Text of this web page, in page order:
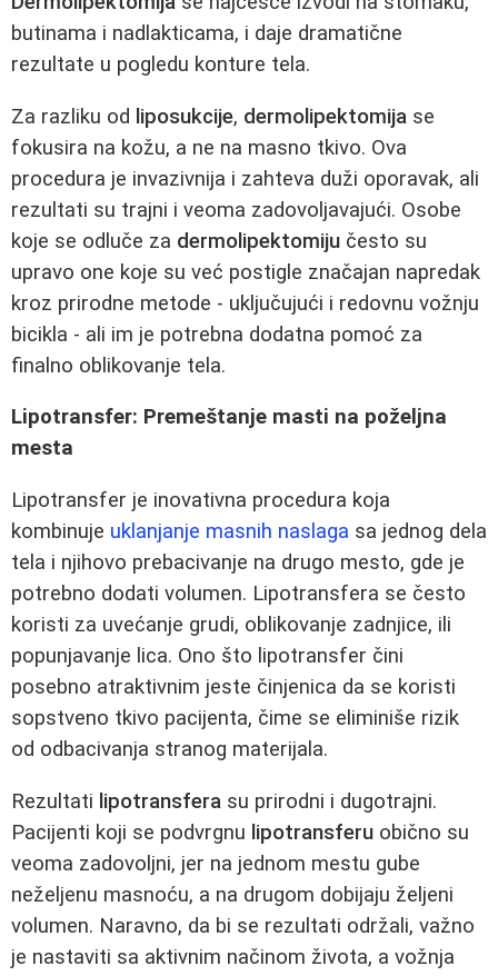
butinama i nadlakticama, i daje dramatične
rezultate u pogledu konture tela.
Za razliku od liposukcije, dermolipektomija se
fokusira na kožu, a ne na masno tkivo. Ova
procedura je invazivnija i zahteva duži oporavak, ali
rezultati su trajni i veoma zadovoljavajući. Osobe
koje se odluče za dermolipektomiju često su
upravo one koje su već postigle značajan napredak
kroz prirodne metode - uključujući i redovnu vožnju
bicikla - ali im je potrebna dodatna pomoć za
finalno oblikovanje tela.
Lipotransfer: Premeštanje masti na poželjna
mesta
Lipotransfer je inovativna procedura koja
kombinuje uklanjanje masnih naslaga sa jednog dela
tela i njihovo prebacivanje na drugo mesto, gde je
potrebno dodati volumen. Lipotransfera se često
koristi za uvećanje grudi, oblikovanje zadnjice, ili
popunjavanje lica. Ono što lipotransfer čini
posebno atraktivnim jeste činjenica da se koristi
sopstveno tkivo pacijenta, čime se eliminiše rizik
od odbacivanja stranog materijala.
Rezultati lipotransfera su prirodni i dugotrajni.
Pacijenti koji se podvrgnu lipotransferu obično su
veoma zadovoljni, jer na jednom mestu gube
neželjenu masnoću, a na drugom dobijaju željeni
volumen. Naravno, da bi se rezultati održali, važno
je nastaviti sa aktivnim načinom života, a vožnja